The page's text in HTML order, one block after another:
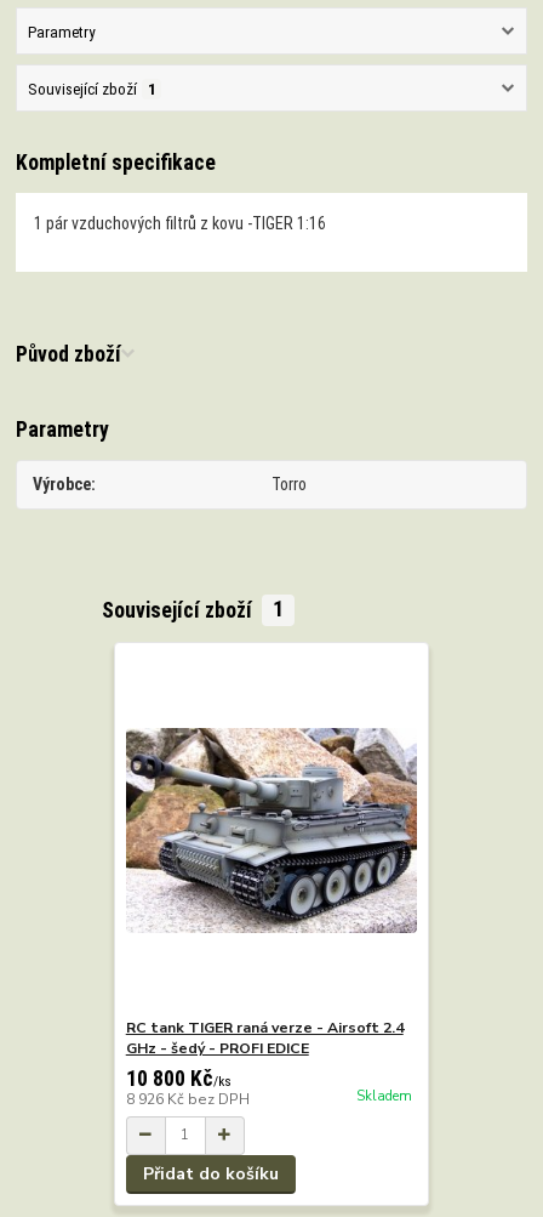
Parametry
Související zboží 1
Kompletní specifikace
1 pár vzduchových filtrů z kovu -TIGER 1:16
Původ zboží
Parametry
Výrobce Torro
Související zboží 1
RC tank TIGER raná verze - Airsoft 2.4
GHz - šedý - PROFI EDICE
10 800 Kč/ks
8 926 Kč bez DPH Skladem
Přidat do košíku